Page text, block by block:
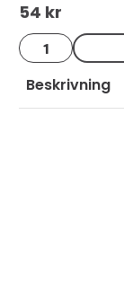
54 kr
Bård
flätad
vit
2.5x15
mängd
Beskrivning